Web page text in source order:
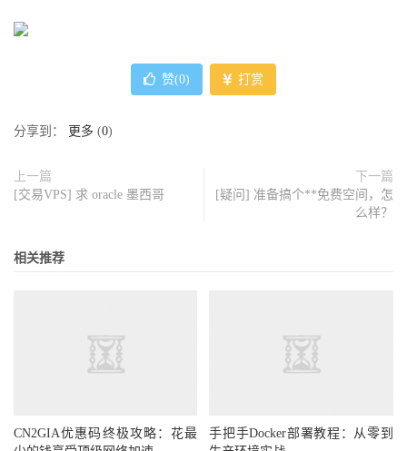
赞(0) 打赏
分享到： 更多 (0)
上一篇
[交易VPS] 求 oracle 墨西哥
下一篇
[疑问] 准备搞个**免费空间，怎
么样？
相关推荐
CN2GIA优惠码终极攻略：花最
手把手Docker部署教程：从零到